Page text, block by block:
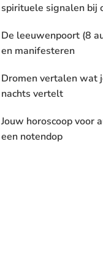
spirituele signalen bij
De leeuwenpoort (8
en manifesteren
Dromen vertalen wat
nachts vertelt
Jouw horoscoop voor
een notendop